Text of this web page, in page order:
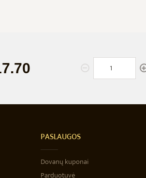
PASLAUGOS
Dovanų kuponai
Parduotuvė